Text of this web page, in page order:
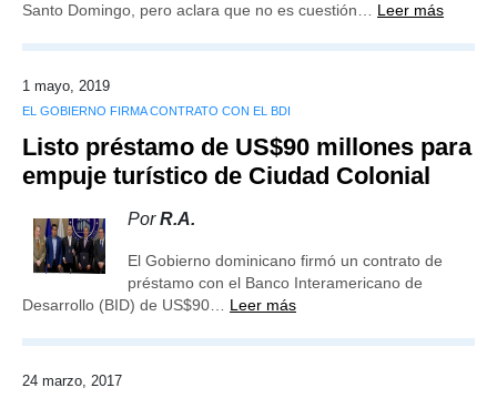
Santo Domingo, pero aclara que no es cuestión… Leer más
1 mayo, 2019
EL GOBIERNO FIRMA CONTRATO CON EL BDI
Listo préstamo de US$90 millones para
empuje turístico de Ciudad Colonial
PorR.A.
El Gobierno dominicano firmó un contrato de
préstamo con el Banco Interamericano de
Desarrollo (BID) de US$90… Leer más
24 marzo, 2017